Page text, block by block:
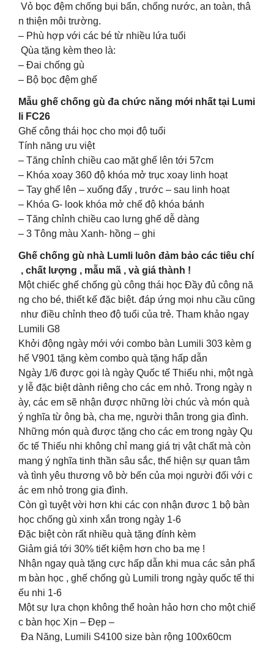
Vỏ bọc đệm chống bụi bẩn, chống nước, an toàn, thâ
n thiện môi trường.
– Phù hợp với các bé từ nhiều lứa tuổi
Qùa tặng kèm theo là:
– Đai chống gù
– Bộ bọc đệm ghế
Mẫu ghế chống gù đa chức năng mới nhất tại Lumi
li FC26
Ghế công thái học cho mọi độ tuổi
Tính năng ưu việt
– Tăng chỉnh chiều cao mặt ghế lên tới 57cm
– Khóa xoay 360 độ khóa mở trục xoay linh hoạt
– Tay ghế lên – xuống đẩy , trước – sau linh hoạt
– Khóa G- look khóa mở chế độ khóa bánh
– Tăng chỉnh chiều cao lưng ghế dễ dàng
– 3 Tông màu Xanh- hồng – ghi
Ghế chống gù nhà Lumli luôn đảm bảo các tiêu chí
, chất lượng , mẫu mã , và giá thành !
Một chiếc ghế chống gù công thái học Đầy đủ công nă
ng cho bé, thiết kế đặc biệt. đáp ứng mọi nhu cầu cũng
như điều chỉnh theo độ tuổi của trẻ. Tham khảo ngay
Lumili G8
Khởi động ngày mới với combo bàn Lumili 303 kèm g
hế V901 tặng kèm combo quà tặng hấp dẫn
Ngày 1/6 được gọi là ngày Quốc tế Thiếu nhi, một ngà
y lễ đặc biệt dành riêng cho các em nhỏ. Trong ngày n
ày, các em sẽ nhận được những lời chúc và món quà
ý nghĩa từ ông bà, cha mẹ, người thân trong gia đình.
Những món quà được tặng cho các em trong ngày Qu
ốc tế Thiếu nhi không chỉ mang giá trị vật chất mà còn
mang ý nghĩa tinh thần sâu sắc, thể hiện sự quan tâm
và tình yêu thương vô bờ bến của mọi người đối với c
ác em nhỏ trong gia đình.
Còn gì tuyệt vời hơn khi các con nhận đươc 1 bộ bàn
học chống gù xinh xắn trong ngày 1-6
Đặc biệt còn rất nhiều quà tặng đính kèm
Giảm giá tới 30% tiết kiệm hơn cho ba mẹ !
Nhận ngay quà tặng cực hấp dẫn khi mua các sản phẩ
m bàn học , ghế chống gù Lumili trong ngày quốc tế thi
ếu nhi 1-6
Một sự lựa chọn không thể hoàn hảo hơn cho một chiế
c bàn học Xịn – Đẹp –
Đa Năng, Lumili S4100 size bàn rộng 100x60cm